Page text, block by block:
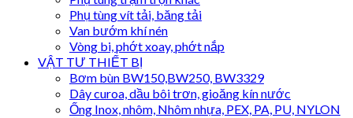
Phụ tùng vít tải, băng tải
Van bướm khí nén
Vòng bi, phớt xoay, phớt nắp
VẬT TƯ THIẾT BỊ
Bơm bùn BW150,BW250, BW3329
Dây curoa, dầu bôi trơn, gioăng kín nước
Ống Inox, nhôm, Nhôm nhựa, PEX, PA, PU, NYLON